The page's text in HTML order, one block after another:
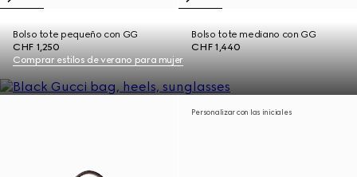
Bolso tote pequeño con GG
CHF 1,250
Bolso tote mediano con GG
CHF 1,440
Comprar estilos de verano para mujer
Personalizar con las iniciales